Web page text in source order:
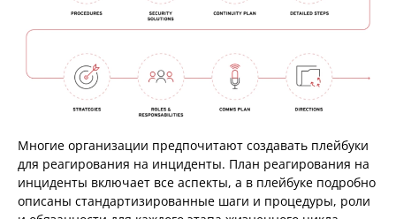
Многие организации предпочитают создавать плейбуки
для реагирования на инциденты. План реагирования на
инциденты включает все аспекты, а в плейбуке подробно
описаны стандартизированные шаги и процедуры, роли